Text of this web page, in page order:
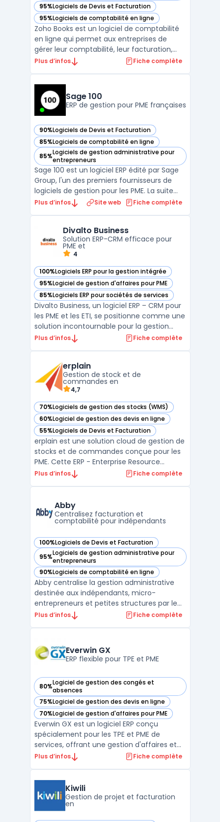
95%Logiciels de Devis et Facturation
— voir Zoho Books dans cette catégorie
95%Logiciels de comptabilité en ligne
— voir Zoho Books dans cette catégorie
Zoho Books est un logiciel de comptabilité
en ligne qui permet aux entreprises de
gérer leur comptabilité, leur facturation,
leur gestion de stock, leur reporting
leurs tâches administratives et financières,
comme l' ...
Plus d’infos Fiche complète
Sage 100
ERP de gestion pour PME françaises
90%Logiciels de Devis et Facturation
— voir Sage 100 dans cette catégorie
85%Logiciels de comptabilité en ligne
— voir Sage 100 dans cette catégorie
85%Logiciels de gestion administrative pour
entrepreneurs
— voir Sage 100 dans cette catégorie
Sage 100 est un logiciel ERP édité par Sage
Group, l'un des premiers fournisseurs de
logiciels de gestion pour les PME. La suite
couvre la comptabilité générale, la gestion
paie dans un environnement intégré.
Disponible en m ...
Plus d’infos Site web Fiche complète
Divalto Business
Solution ERP-CRM efficace pour
PME et
4
100%Logiciels ERP pour la gestion intégrée
— voir Divalto Business dans cette catégorie
95%Logiciel de gestion d'affaires pour PME
— voir Divalto Business dans cette catégorie
85%Logiciels ERP pour sociétés de services
— voir Divalto Business dans cette catégorie
Divalto Business, un logiciel ERP – CRM pour
les PME et les ETI, se positionne comme une
solution incontournable pour la gestion
d'entreprise. Conçu pour améliorer
d'automatisation des processus d'affaires,
rendant les tâches admin ...
Plus d’infos Fiche complète
erplain
Gestion de stock et de
commandes en
4,7
70%Logiciels de gestion des stocks (WMS)
— voir erplain dans cette catégorie
60%Logiciel de gestion des devis en ligne
— voir erplain dans cette catégorie
55%Logiciels de Devis et Facturation
— voir erplain dans cette catégorie
erplain est une solution cloud de gestion de
stocks et de commandes conçue pour les
PME. Cette ERP - Enterprise Resource
Planning offre une interface intuitive ainsi
et WooCommerce. Avec erplain, vous
pouvez gére ...
Plus d’infos Fiche complète
Abby
Centralisez facturation et
comptabilité pour indépendants
100%Logiciels de Devis et Facturation
— voir Abby dans cette catégorie
95%Logiciels de gestion administrative pour
entrepreneurs
— voir Abby dans cette catégorie
90%Logiciels de comptabilité en ligne
— voir Abby dans cette catégorie
Abby centralise la gestion administrative
destinée aux indépendants, micro-
entrepreneurs et petites structures par le
biais d’une plateforme en ligne accessible
facturation et le respect des obligations
légale ...
Plus d’infos Fiche complète
Everwin GX
ERP flexible pour TPE et PME
80%Logiciel de gestion des congés et
absences
— voir Everwin GX dans cette catégorie
75%Logiciel de gestion des devis en ligne
— voir Everwin GX dans cette catégorie
70%Logiciel de gestion d'affaires pour PME
— voir Everwin GX dans cette catégorie
Everwin GX est un logiciel ERP conçu
spécialement pour les TPE et PME de
services, offrant une gestion d'affaires et
de projets efficace et intégrée. Ce ERP
permettant une gestion souple et une
personnalisation en pr ...
Plus d’infos Fiche complète
Kiwili
Gestion de projet et facturation
en